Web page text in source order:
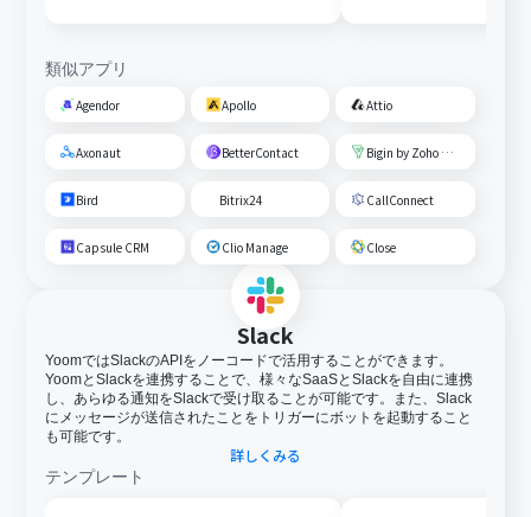
類似アプリ
Agendor Apollo Attio
Axonaut BetterContact Bigin by Zoho CRM
Bird Bitrix24 CallConnect
Capsule CRM Clio Manage Close
Slack
YoomではSlackのAPIをノーコードで活用することができます。
YoomとSlackを連携することで、様々なSaaSとSlackを自由に連携
し、あらゆる通知をSlackで受け取ることが可能です。また、Slack
にメッセージが送信されたことをトリガーにボットを起動すること
も可能です。
詳しくみる
テンプレート